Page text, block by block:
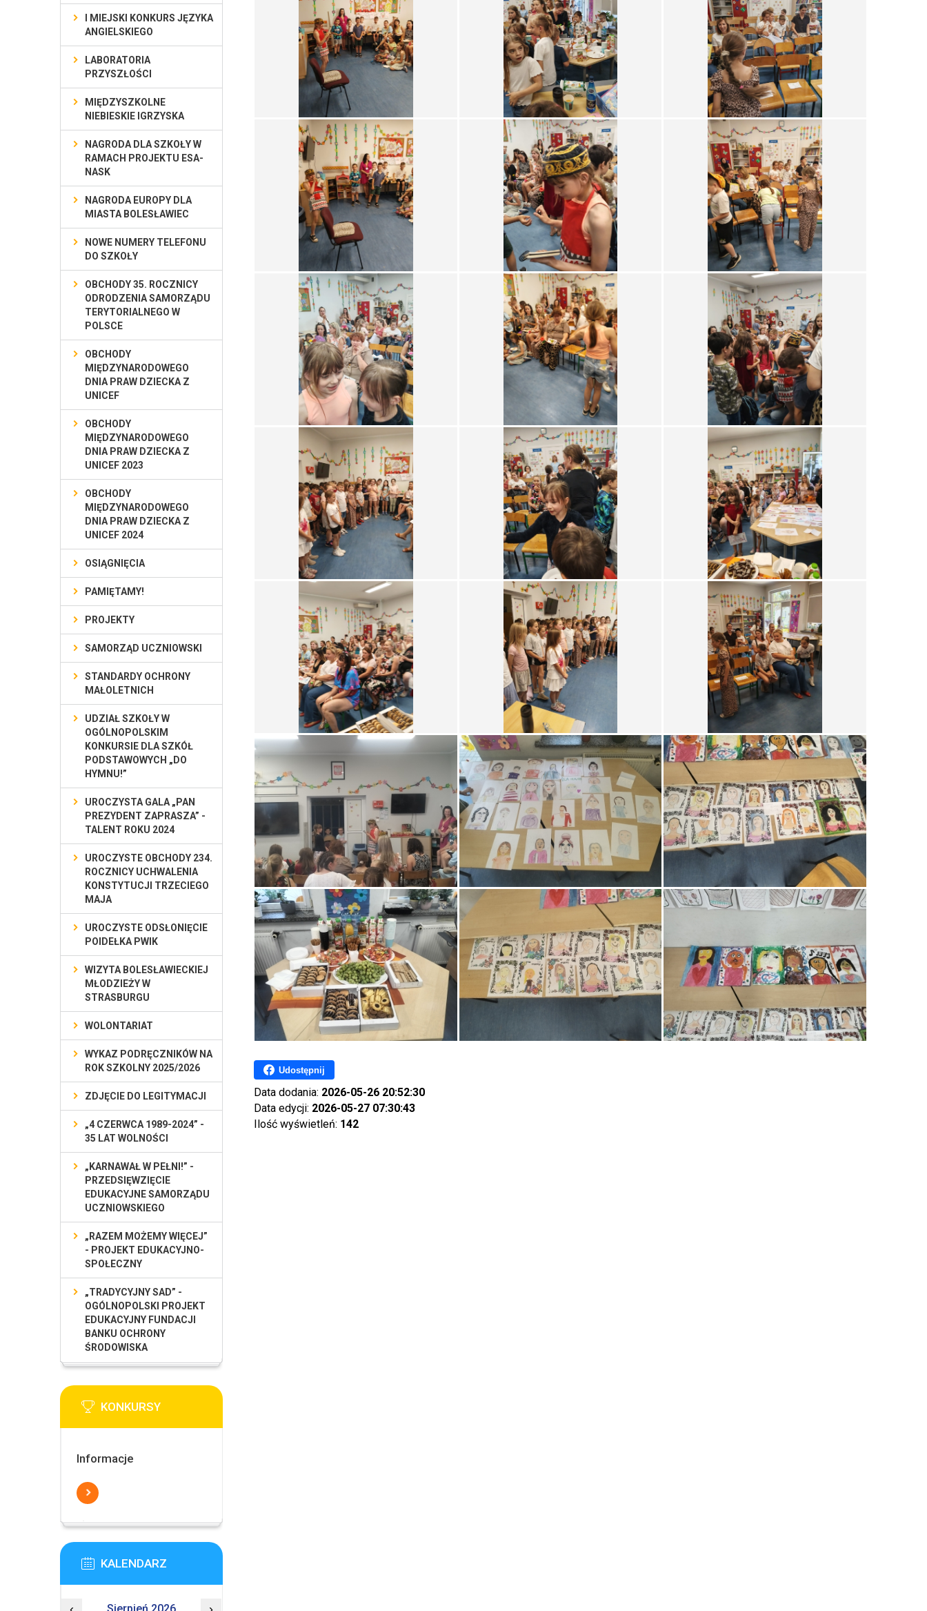
Udostępnij
Data dodania: 2026-05-26 20:52:30
Data edycji: 2026-05-27 07:30:43
Ilość wyświetleń: 142
I MIEJSKI KONKURS JĘZYKA
ANGIELSKIEGO
LABORATORIA
PRZYSZŁOŚCI
MIĘDZYSZKOLNE
NIEBIESKIE IGRZYSKA
NAGRODA DLA SZKOŁY W
RAMACH PROJEKTU ESA-
NASK
NAGRODA EUROPY DLA
MIASTA BOLESŁAWIEC
NOWE NUMERY TELEFONU
DO SZKOŁY
OBCHODY 35. ROCZNICY
ODRODZENIA SAMORZĄDU
TERYTORIALNEGO W
POLSCE
OBCHODY
MIĘDZYNARODOWEGO
DNIA PRAW DZIECKA Z
UNICEF
OBCHODY
MIĘDZYNARODOWEGO
DNIA PRAW DZIECKA Z
UNICEF 2023
OBCHODY
MIĘDZYNARODOWEGO
DNIA PRAW DZIECKA Z
UNICEF 2024
OSIĄGNIĘCIA
PAMIĘTAMY!
PROJEKTY
SAMORZĄD UCZNIOWSKI
STANDARDY OCHRONY
MAŁOLETNICH
UDZIAŁ SZKOŁY W
OGÓLNOPOLSKIM
KONKURSIE DLA SZKÓŁ
PODSTAWOWYCH „DO
HYMNU!”
UROCZYSTA GALA „PAN
PREZYDENT ZAPRASZA” -
TALENT ROKU 2024
UROCZYSTE OBCHODY 234.
ROCZNICY UCHWALENIA
KONSTYTUCJI TRZECIEGO
MAJA
UROCZYSTE ODSŁONIĘCIE
POIDEŁKA PWIK
WIZYTA BOLESŁAWIECKIEJ
MŁODZIEŻY W
STRASBURGU
WOLONTARIAT
WYKAZ PODRĘCZNIKÓW NA
ROK SZKOLNY 2025/2026
ZDJĘCIE DO LEGITYMACJI
„4 CZERWCA 1989-2024” -
35 LAT WOLNOŚCI
„KARNAWAŁ W PEŁNI!” -
PRZEDSIĘWZIĘCIE
EDUKACYJNE SAMORZĄDU
UCZNIOWSKIEGO
„RAZEM MOŻEMY WIĘCEJ”
- PROJEKT EDUKACYJNO-
SPOŁECZNY
„TRADYCYJNY SAD” -
OGÓLNOPOLSKI PROJEKT
EDUKACYJNY FUNDACJI
BANKU OCHRONY
ŚRODOWISKA
KONKURSY
Informacje
KALENDARZ